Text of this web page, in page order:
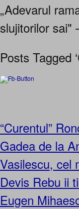
„Adevarul
slujitorilor sai"
Posts Tagged
“Curentul”
Gadea de la
Vasilescu, cel
Devis Rebu ii
Eugen